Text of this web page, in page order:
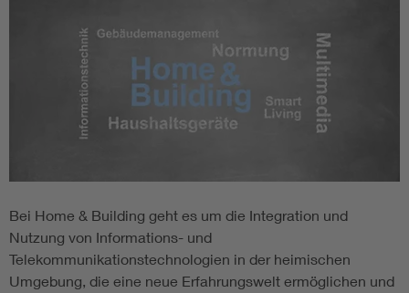
Bei Home & Building geht es um die Integration und
Nutzung von Informations- und
Telekommunikationstechnologien in der heimischen
Umgebung, die eine neue Erfahrungswelt ermöglichen und